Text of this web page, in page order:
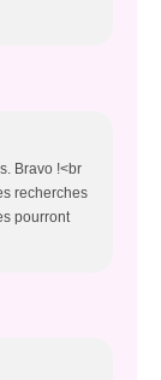
Bravo !<br
recherches
pourront